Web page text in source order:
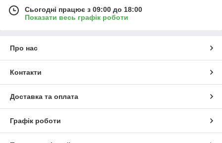
Сьогодні працює з 09:00 до 18:00
Показати весь графік роботи
Про нас
Контакти
Доставка та оплата
Графік роботи